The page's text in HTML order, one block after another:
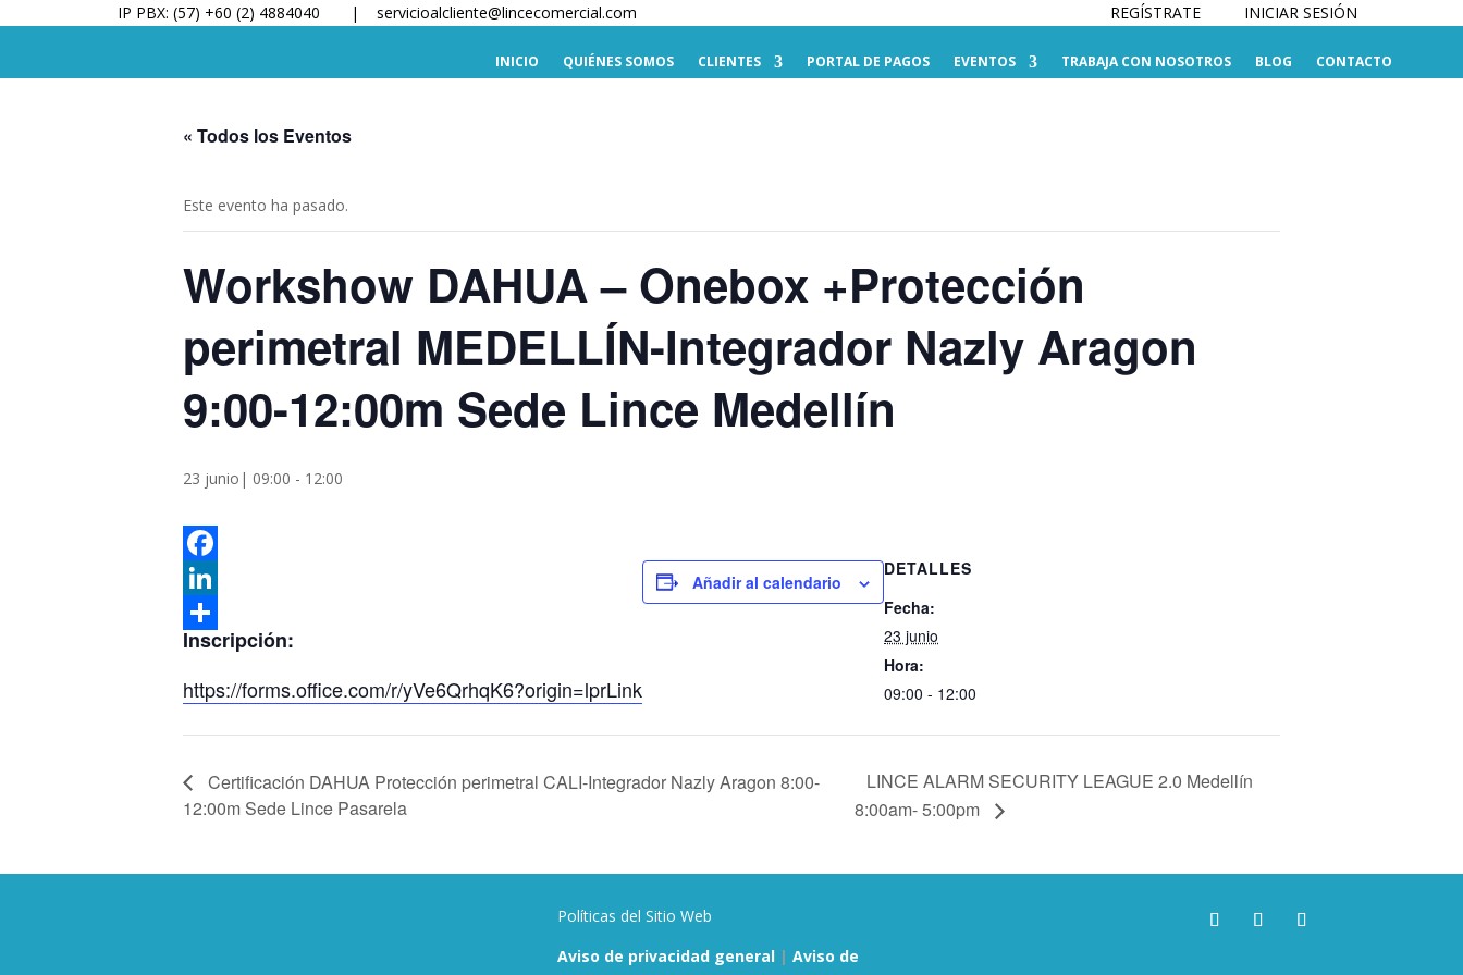
IP PBX: (57) +60 (2) 4884040 | servicioalcliente@lincecomercial.com REGÍSTRATE INICIAR SESIÓN
INICIO QUIÉNES SOMOS CLIENTES PORTAL DE PAGOS EVENTOS TRABAJA CON NOSOTROS BLOG CONTACTO
« Todos los Eventos
Este evento ha pasado.
Workshow DAHUA – Onebox +Protección
perimetral MEDELLÍN-Integrador Nazly Aragon
9:00-12:00m Sede Lince Medellín
23 junio| 09:00 - 12:00
Facebook
LinkedIn
Compartir
Inscripción:
https://forms.office.com/r/yVe6QrhqK6?origin=lprLink
Añadir al calendario
DETALLES
Fecha:
23 junio
Hora:
09:00 - 12:00
Certificación DAHUA Protección perimetral CALI-Integrador Nazly Aragon 8:00-
12:00m Sede Lince Pasarela
LINCE ALARM SECURITY LEAGUE 2.0 Medellín
8:00am- 5:00pm
Políticas del Sitio Web
Aviso de privacidad general| Aviso de